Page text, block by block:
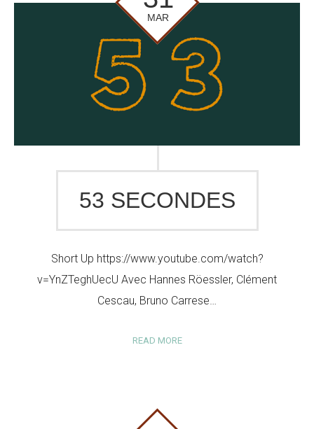
MAR
53 SECONDES
Short Up https://www.youtube.com/watch?
v=YnZTeghUecU Avec Hannes Röessler, Clément
Cescau, Bruno Carrese…
READ MORE